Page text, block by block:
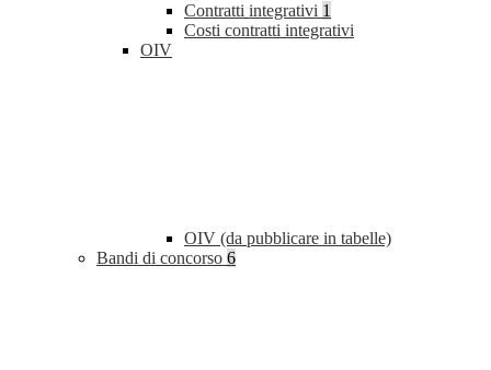
Contratti integrativi 1
Costi contratti integrativi
OIV
OIV (da pubblicare in tabelle)
Bandi di concorso 6